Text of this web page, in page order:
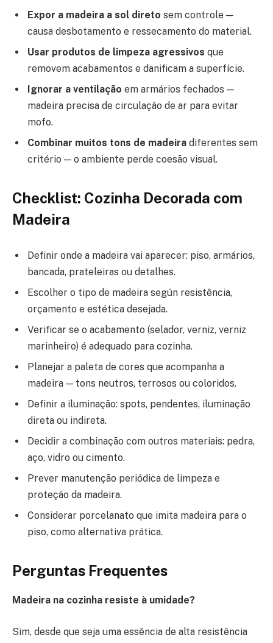
Expor a madeira a sol direto sem controle —
causa desbotamento e ressecamento do material.
Usar produtos de limpeza agressivos que
removem acabamentos e danificam a superfície.
Ignorar a ventilação em armários fechados —
madeira precisa de circulação de ar para evitar
mofo.
Combinar muitos tons de madeira diferentes sem
critério — o ambiente perde coesão visual.
Checklist: Cozinha Decorada com
Madeira
Definir onde a madeira vai aparecer: piso, armários,
bancada, prateleiras ou detalhes.
Escolher o tipo de madeira según resistência,
orçamento e estética desejada.
Verificar se o acabamento (selador, verniz, verniz
marinheiro) é adequado para cozinha.
Planejar a paleta de cores que acompanha a
madeira — tons neutros, terrosos ou coloridos.
Definir a iluminação: spots, pendentes, iluminação
direta ou indireta.
Decidir a combinação com outros materiais: pedra,
aço, vidro ou cimento.
Prever manutenção periódica de limpeza e
proteção da madeira.
Considerar porcelanato que imita madeira para o
piso, como alternativa prática.
Perguntas Frequentes
Madeira na cozinha resiste à umidade?
Sim, desde que seja uma essência de alta resistência